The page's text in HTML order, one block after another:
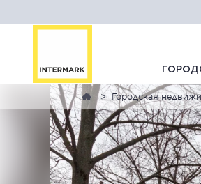
Городская